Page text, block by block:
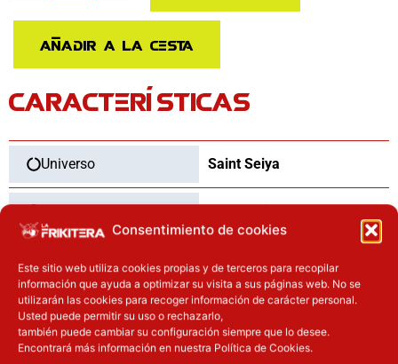
Consentimiento de cookies
Este sitio web utiliza cookies propias y de terceros para recopilar
información que ayuda a optimizar su visita a sus páginas web. No se
utilizarán las cookies para recoger información de carácter personal.
Usted puede permitir su uso o rechazarlo,
también puede cambiar su configuración siempre que lo desee.
Encontrará más información en nuestra Política de Cookies.
Seiya
Escala
1/10
-
Iron
Studios
Añadir a la cesta
CARACTERÍSTICAS
Universo Saint Seiya
Tipo Nuevo